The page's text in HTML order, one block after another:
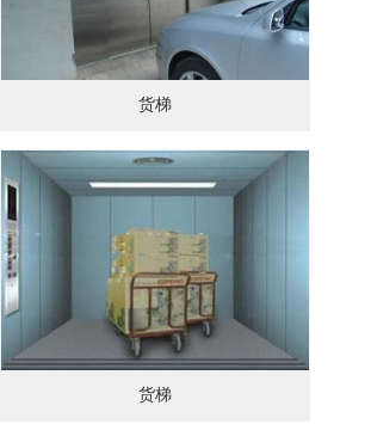
货梯
货梯